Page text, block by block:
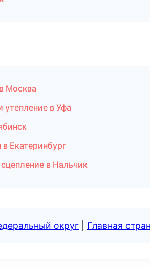
Москва
в Уфа
Екатеринбург
в Нальчик
округ Главная